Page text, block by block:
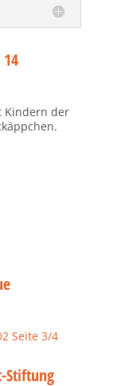
Kindern der
Seite 3/4
Stiftung